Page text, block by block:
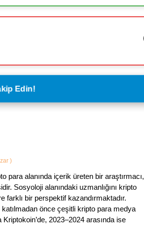
Edin!
)
para alanında içerik üreten bir araştırmacı,
Sosyoloji alanındaki uzmanlığını kripto
bir perspektif kazandırmaktadır.
önce çeşitli kripto para medya
2023–2024 arasında ise